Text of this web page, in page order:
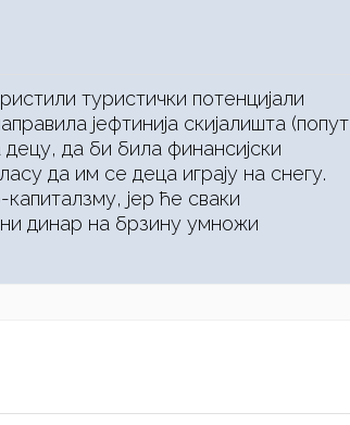
туристички потенцијали
јефтинија скијалишта (попут
да би била финансијски
да им се деца играју на снегу.
јер ће сваки
динар на брзину умножи